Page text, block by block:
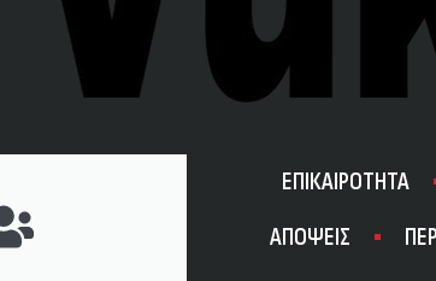
ΕΠΙΚΑΙΡΟΤΗΤΑ
ΑΠΟΨΕΙΣ